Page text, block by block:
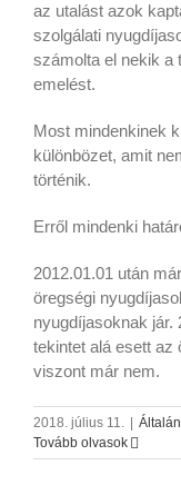
az utalást azok
szolgálati
számolta el nekik a
emelést.
Most mindenkinek
különbözet, amit
történik.
Erről mindenki
2012.01.01 után
öregségi
nyugdíjasoknak jár.
tekintet alá esett az
viszont már nem.
2018. július 11.
Tovább olvasok